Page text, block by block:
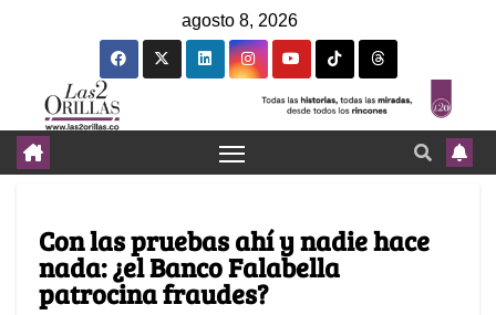
agosto 8, 2026
Con las pruebas ahí y nadie hace
nada: ¿el Banco Falabella
patrocina fraudes?